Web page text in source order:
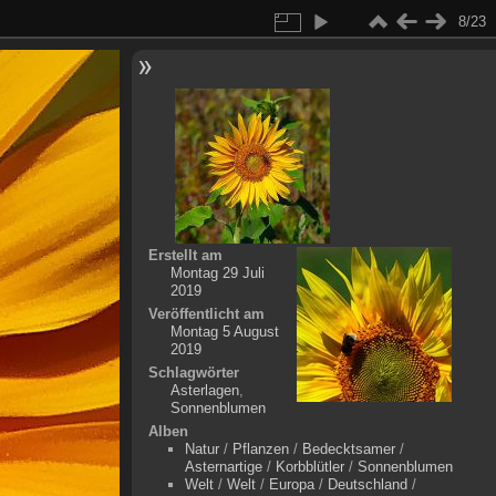
8/23
Erstellt am
Montag 29 Juli
2019
Veröffentlicht am
Montag 5 August
2019
Schlagwörter
Asterlagen,
Sonnenblumen
Alben
Natur/ Pflanzen/ Bedecktsamer/
Asternartige/ Korbblütler/ Sonnenblumen
Welt/ Welt/ Europa/ Deutschland /